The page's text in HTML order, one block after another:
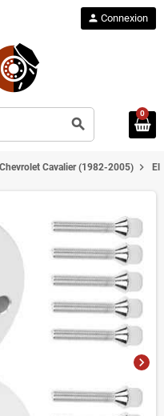
search
person Connexion
0
Chevrolet Cavalier (1982-2005) chevron_right
chevron_right